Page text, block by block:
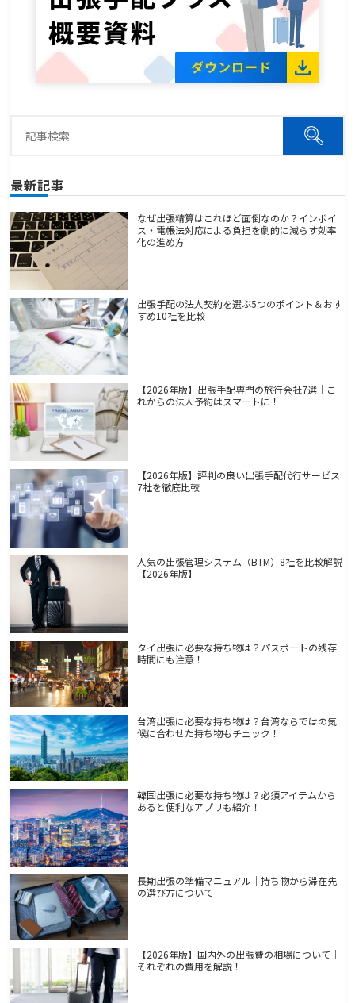
最新記事
なぜ出張精算はこれほど面倒なのか？インボイ
ス・電帳法対応による負担を劇的に減らす効率
化の進め方
出張手配の法人契約を選ぶ5つのポイント＆おす
すめ10社を比較
【2026年版】出張手配専門の旅行会社7選｜こ
れからの法人予約はスマートに！
【2026年版】評判の良い出張手配代行サービス
7社を徹底比較
人気の出張管理システム（BTM）8社を比較解説
【2026年版】
タイ出張に必要な持ち物は？パスポートの残存
時間にも注意！
台湾出張に必要な持ち物は？台湾ならではの気
候に合わせた持ち物もチェック！
韓国出張に必要な持ち物は？必須アイテムから
あると便利なアプリも紹介！
長期出張の準備マニュアル｜持ち物から滞在先
の選び方について
【2026年版】国内外の出張費の相場について｜
それぞれの費用を解説！